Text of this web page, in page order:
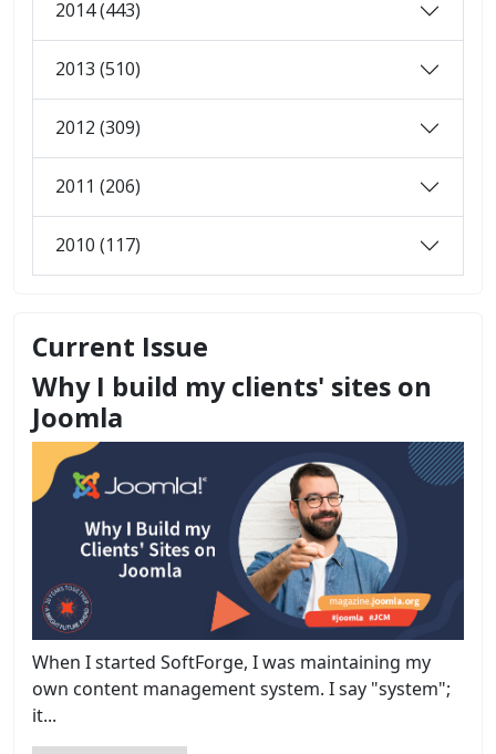
2014 (443)
2013 (510)
2012 (309)
2011 (206)
2010 (117)
Current Issue
Why I build my clients' sites on
Joomla
When I started SoftForge, I was maintaining my
own content management system. I say "system";
it...